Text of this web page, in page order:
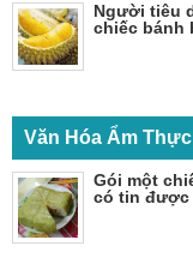
Người tiêu
chiếc bánh
Văn Hóa Ẩm Thực
Gói một
có tin được